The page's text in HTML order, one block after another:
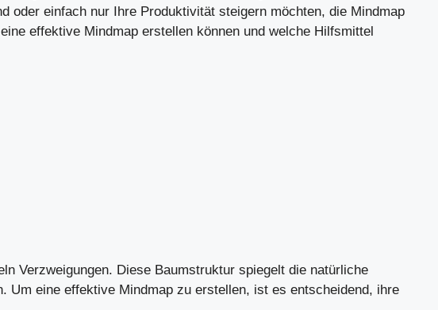
oder einfach nur Ihre Produktivität steigern möchten, die Mindmap
effektive Mindmap erstellen können und welche Hilfsmittel
Verzweigungen. Diese Baumstruktur spiegelt die natürliche
Um eine effektive Mindmap zu erstellen, ist es entscheidend, ihre